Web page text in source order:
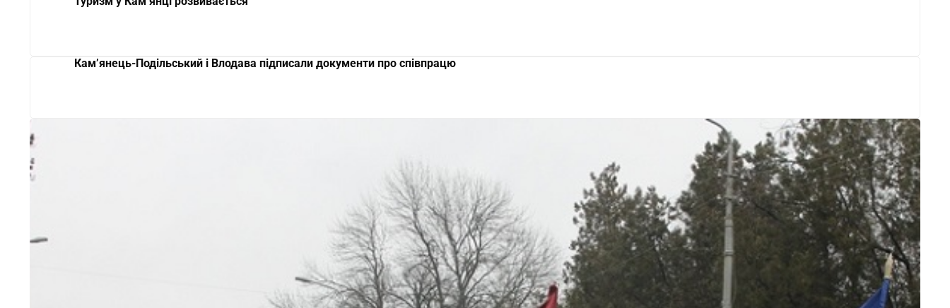
Кам’янець-Подільський і Влодава підписали документи про співпрацю